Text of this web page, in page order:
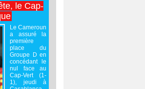
le Cap-
Le Cameroun
a assuré la
première
place du
Groupe D en
concédant le
nul face au
Cap-Vert (1-
1), jeudi à